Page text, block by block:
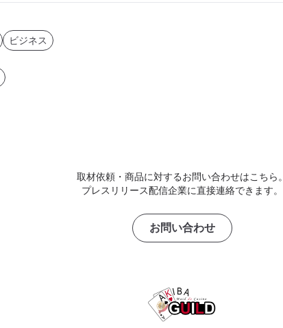
ビジネス
取材依頼・商品に対するお問い合わせはこちら。
プレスリリース配信企業に直接連絡できます。
お問い合わせ